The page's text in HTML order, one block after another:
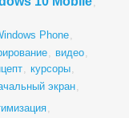
Phone,
, видео,
, курсоры,
экран,
,